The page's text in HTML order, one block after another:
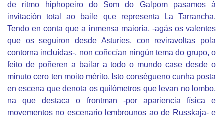
de ritmo hiphopeiro do Som do Galpom pasamos á
invitación total ao baile que representa La Tarrancha.
Tendo en conta que a inmensa maioría, -agás os valentes
que os seguiron desde Asturies, con reviravoltas pola
contorna incluídas-, non coñecían ningún tema do grupo, o
feito de poñeren a bailar a todo o mundo case desde o
minuto cero ten moito mérito. Isto conségueno cunha posta
en escena que denota os quilómetros que levan no lombo,
na que destaca o frontman -por apariencia física e
movementos no escenario lembrounos ao de Russkaja- e